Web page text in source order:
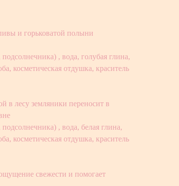
и горьковатой полыни
, вода, голубая глина,
косметическая отдушка, краситель
в лесу земляники переносит в
, вода, белая глина,
косметическая отдушка, краситель
свежести и помогает